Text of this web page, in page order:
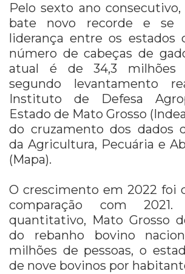
Pelo sexto ano consecutivo,
bate novo recorde e se
liderança entre os estados
número de cabeças de
atual é de 34,3 milhões
segundo levantamento
Instituto de Defesa
Estado de Mato Grosso
do cruzamento dos dados
da Agricultura, Pecuária e
(Mapa).
O crescimento em 2022 foi
comparação com
quantitativo, Mato Grosso
do rebanho bovino
milhões de pessoas, o
de nove bovinos por